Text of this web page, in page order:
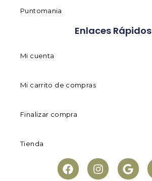
Puntomania
Enlaces Rápidos
Mi cuenta
Mi carrito de compras
Finalizar compra
Tienda